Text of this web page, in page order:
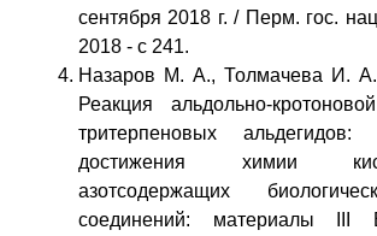
сентября 2018 г. / Перм. гос.
2018 - с 241.
Назаров М. А., Толмачева И.
Реакция альдольно-
тритерпеновых
достижения химии
азотсодержащих
соединений: материалы III